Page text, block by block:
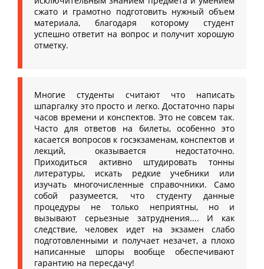
сжато и грамотно подготовить нужный объем
материала, благодаря которому студент
успешно ответит на вопрос и получит хорошую
отметку.
Многие студенты считают что написать
шпаргалку это просто и легко. Достаточно пары
часов времени и конспектов. Это не совсем так.
Часто для ответов на билеты, особенно это
касается вопросов к госэкзаменам, конспектов и
лекций, оказывается недостаточно.
Приходиться активно штудировать тонны
литературы, искать редкие учебники или
изучать многочисленные справочники. Само
собой разумеется, что студенту данные
процедуры не только неприятны, но и
вызывают серьезные затруднения.... И как
следствие, человек идет на экзамен слабо
подготовленными и получает незачет, а плохо
написанные шпоры вообще обеспечивают
гарантию на пересдачу!